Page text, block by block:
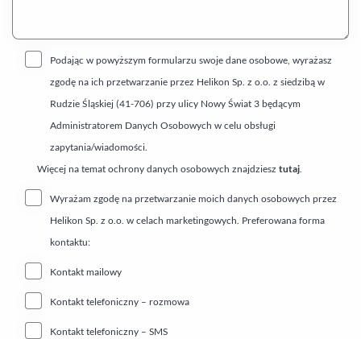
Podając w powyższym formularzu swoje dane osobowe, wyrażasz
zgodę na ich przetwarzanie przez Helikon Sp. z o.o. z siedzibą w
Rudzie Śląskiej (41-706) przy ulicy Nowy Świat 3 będącym
Administratorem Danych Osobowych w celu obsługi
zapytania/wiadomości.
Więcej na temat ochrony danych osobowych znajdziesz tutaj.
Wyrażam zgodę na przetwarzanie moich danych osobowych przez
Helikon Sp. z o.o. w celach marketingowych. Preferowana forma
kontaktu:
Kontakt mailowy
Kontakt telefoniczny – rozmowa
Kontakt telefoniczny – SMS